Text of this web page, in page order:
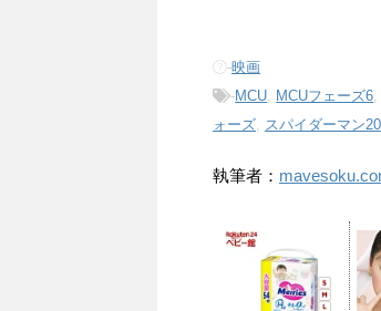
-映画
-MCU MCUフェーズ6
ォーズ
スパイダーマン
執筆者：